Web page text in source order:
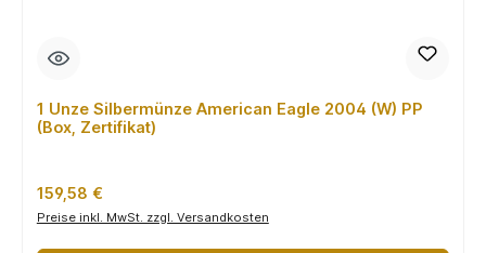
1 Unze Silbermünze American Eagle 2004 (W) PP
(Box, Zertifikat)
Regulärer Preis:
159,58 €
Preise inkl. MwSt. zzgl. Versandkosten